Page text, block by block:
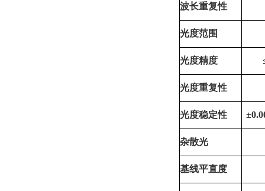
波长重复性
光度范围
光度精度
光度重复性
光度稳定性 ±
杂散光
基线平直度